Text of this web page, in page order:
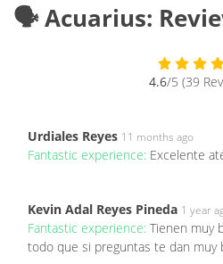
🗣️ Acuarius:
4.6/5 (39
Urdiales Reyes 11 months ago
Fantastic experience: Excelente
Kevin Adal Reyes Pineda 1 year
Fantastic experience: Tienen muy
todo que si preguntas te dan muy